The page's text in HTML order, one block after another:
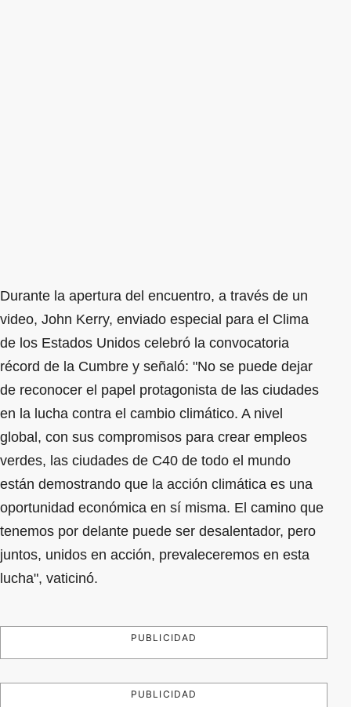
Durante la apertura del encuentro, a través de un
video, John Kerry, enviado especial para el Clima
de los Estados Unidos celebró la convocatoria
récord de la Cumbre y señaló: "No se puede dejar
de reconocer el papel protagonista de las ciudades
en la lucha contra el cambio climático. A nivel
global, con sus compromisos para crear empleos
verdes, las ciudades de C40 de todo el mundo
están demostrando que la acción climática es una
oportunidad económica en sí misma. El camino que
tenemos por delante puede ser desalentador, pero
juntos, unidos en acción, prevaleceremos en esta
lucha", vaticinó.
PUBLICIDAD
PUBLICIDAD